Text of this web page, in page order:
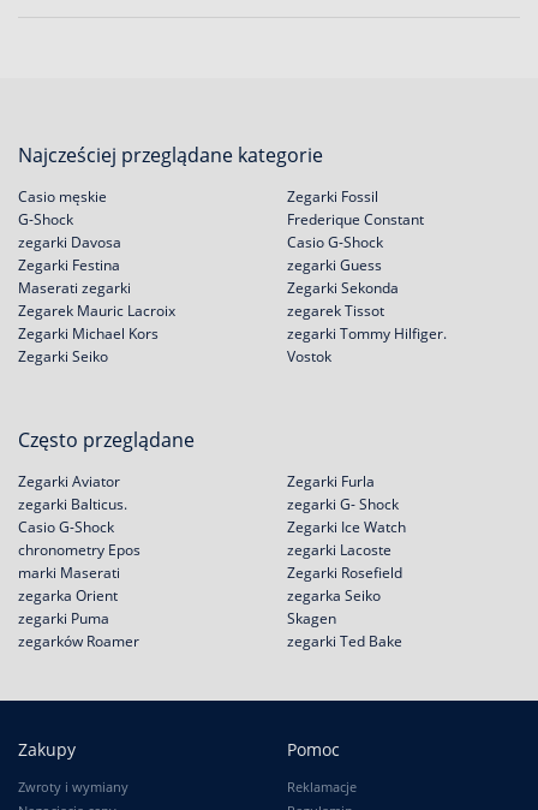
Najcześciej przeglądane kategorie
Casio męskie
G-Shock
zegarki Davosa
Zegarki Festina
Zegarki Fossil
Frederique Constant
Casio G-Shock
zegarki Guess
Maserati zegarki
Zegarek Mauric Lacroix
Zegarki Michael Kors
Zegarki Seiko
Zegarki Sekonda
zegarek Tissot
zegarki Tommy Hilfiger.
Vostok
Często przeglądane
Zegarki Aviator
zegarki Balticus.
Casio G-Shock
chronometry Epos
Zegarki Furla
zegarki G- Shock
Zegarki Ice Watch
zegarki Lacoste
marki Maserati
zegarka Orient
zegarki Puma
zegarków Roamer
Zegarki Rosefield
zegarka Seiko
Skagen
zegarki Ted Bake
Zakupy
Zwroty i wymiany
Pomoc
Reklamacje